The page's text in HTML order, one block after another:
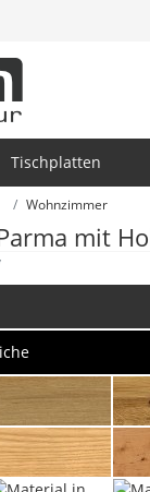
Tischplatten
Wohnzimmer
mit